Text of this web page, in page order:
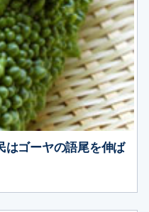
はゴーヤの語尾を伸ば